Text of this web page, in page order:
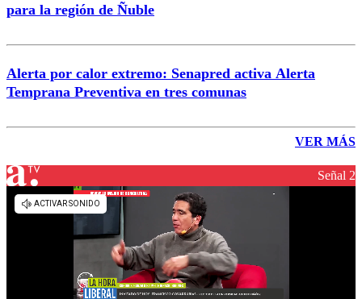
para la región de Ñuble
Alerta por calor extremo: Senapred activa Alerta
Temprana Preventiva en tres comunas
VER MÁS
Señal 2